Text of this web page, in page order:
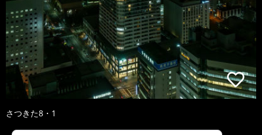
さつきた8・1